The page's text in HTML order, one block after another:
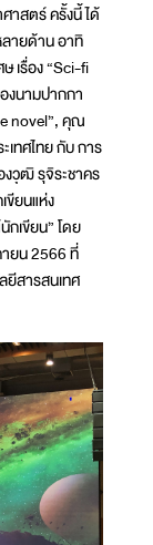
าสตร์ ครั้งนี้ ได้
ายด้าน อาทิ
เรื่อง “Sci-fi
นามปากกา
novel”, คุณ
ทศไทย กับ การ
งวุฒิ รุจิระชาคร
ยนแห่ง
กเขียน” โดย
ยน 2566 ที่
สารสนเทศ